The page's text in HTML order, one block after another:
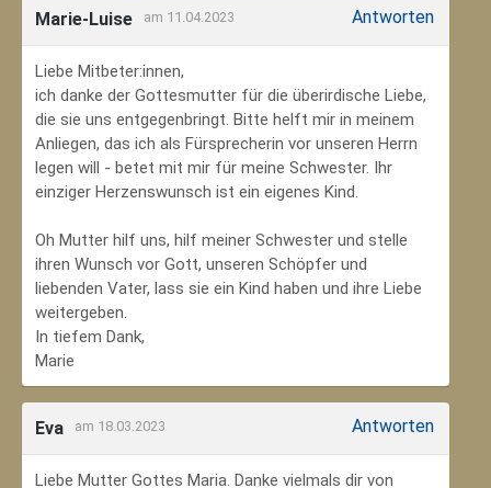
Marie-Luise am 11.04.2023 Antworten
Liebe Mitbeter:innen,
ich danke der Gottesmutter für die überirdische Liebe,
die sie uns entgegenbringt. Bitte helft mir in meinem
Anliegen, das ich als Fürsprecherin vor unseren Herrn
legen will - betet mit mir für meine Schwester. Ihr
einziger Herzenswunsch ist ein eigenes Kind.
Oh Mutter hilf uns, hilf meiner Schwester und stelle
ihren Wunsch vor Gott, unseren Schöpfer und
liebenden Vater, lass sie ein Kind haben und ihre Liebe
weitergeben.
In tiefem Dank,
Marie
Eva am 18.03.2023 Antworten
Liebe Mutter Gottes Maria. Danke vielmals dir von